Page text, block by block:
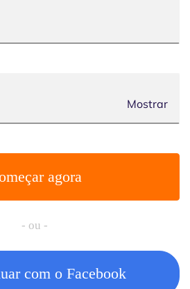
Mostrar
agora
- ou -
com o Facebook